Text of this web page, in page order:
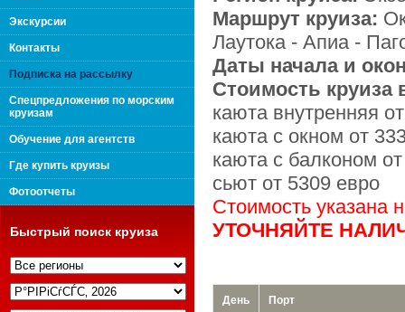
поколения "Вип Круиз
Интернешнл"
Экскурсии
Контакты
Подписка на рассылку
Спецпредложения по морским
круизам
Обучение для агентств
Где купить круизы
Фотоотчеты
Быстрый поиск круиза
Маршрут круиза:
Лаутока - Апиа -
Даты начала и
Стоимость круиза
каюта внутренняя
каюта с окном от
каюта с балконом
сьют от 5309 евро
Стоимость указана
УТОЧНЯЙТЕ
День Порт